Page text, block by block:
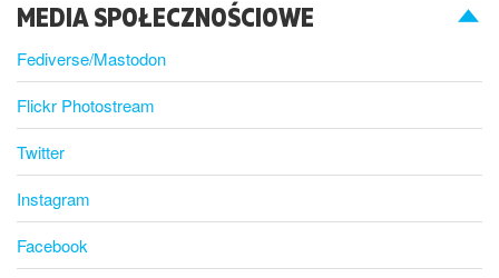
MEDIA SPOŁECZNOŚCIOWE
Fediverse/Mastodon
Flickr Photostream
Twitter
Instagram
Facebook